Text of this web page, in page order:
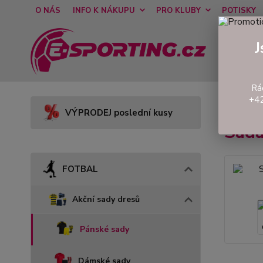
O NÁS INFO K NÁKUPU PRO KLUBY POTISKY
VÝPRODEJ poslední kusy
FOTBAL
Akční sady dresů
Pánské sady